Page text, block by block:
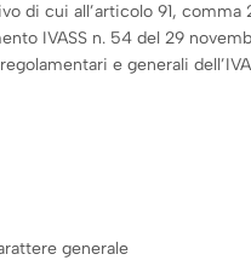
di cui all’articolo 91,
IVASS n. 54 del 29
e generali
generale